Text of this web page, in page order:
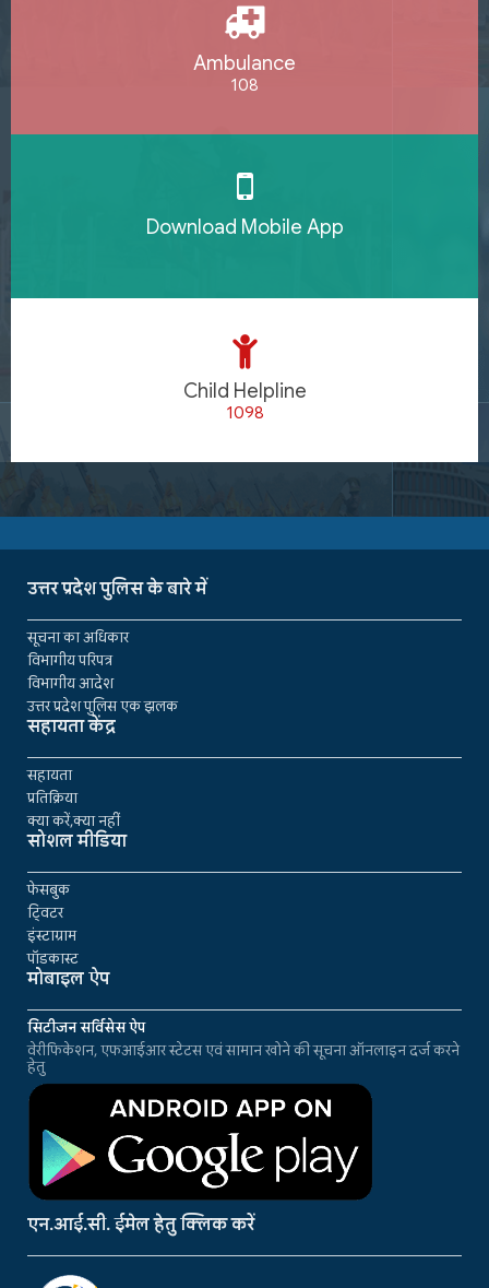
Ambulance
108
Download Mobile App
Child Helpline
1098
उत्तर प्रदेश पुलिस के बारे में
सूचना का अधिकार
विभागीय परिपत्र
विभागीय आदेश
उत्तर प्रदेश पुलिस एक झलक
सहायता केंद्र
सहायता
प्रतिक्रिया
क्या करें,क्या नहीं
सोशल मीडिया
फेसबुक
ट्विटर
इंस्टाग्राम
पॉडकास्ट
मोबाइल ऐप
सिटीजन सर्विसेस ऐप
वेरीफिकेशन, एफआईआर स्टेटस एवं सामान खोने की सूचना ऑनलाइन दर्ज करने
हेतु
एन.आई.सी. ईमेल हेतु क्लिक करें